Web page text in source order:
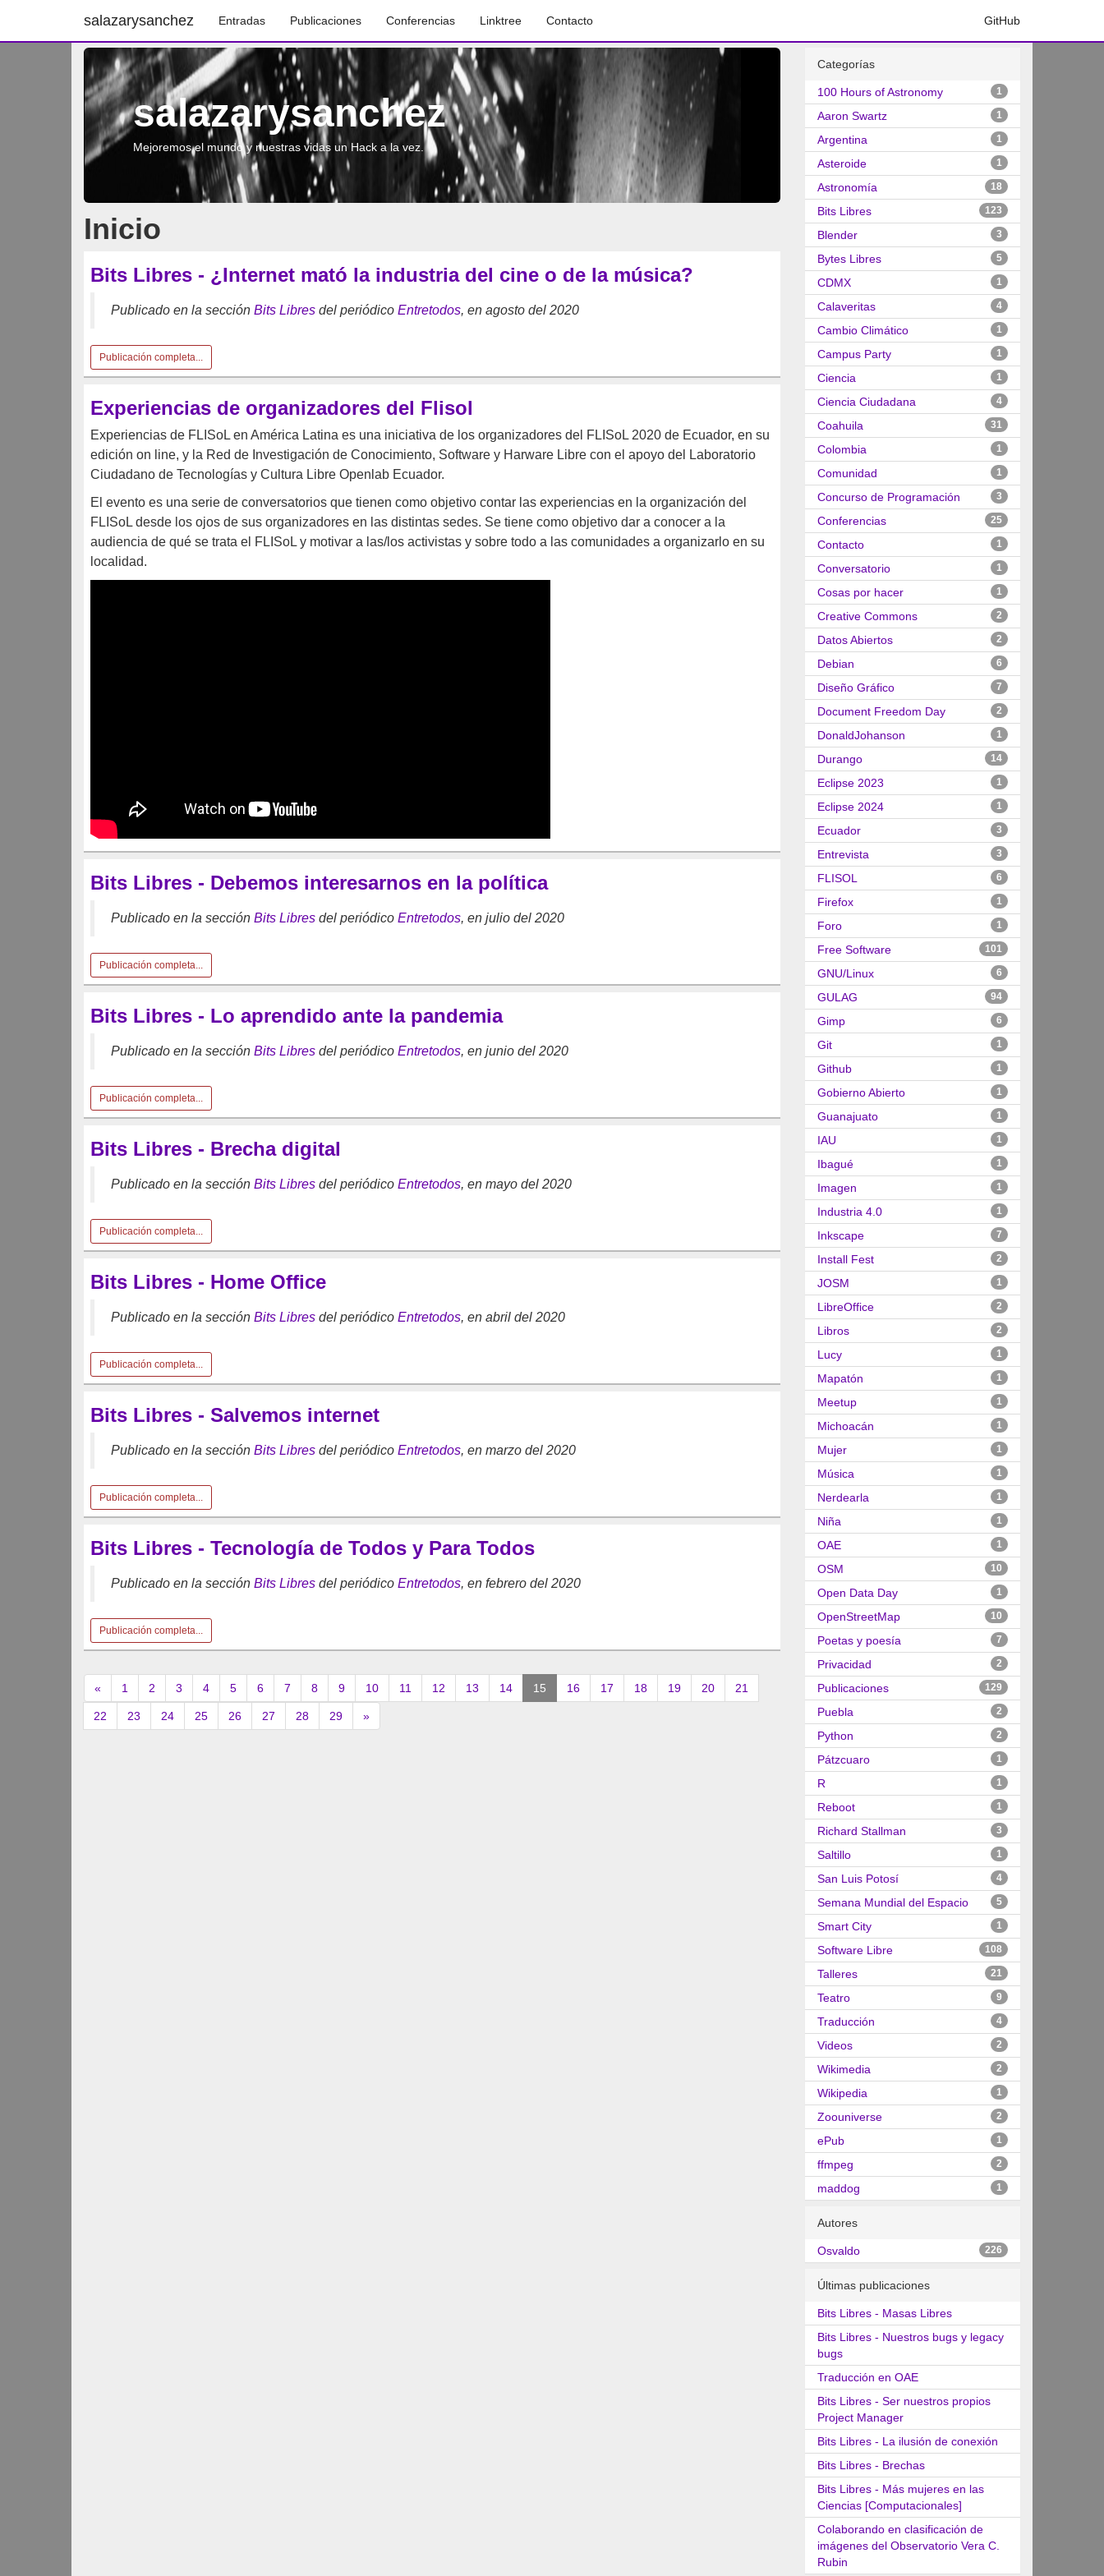
salazarysanchez Entradas Publicaciones Conferencias Linktree Contacto GitHub
salazarysanchez
Mejoremos el mundo y nuestras vidas un Hack a la vez.
Inicio
Bits Libres - ¿Internet mató la industria del cine o de la música?
Publicado en la sección Bits Libres del periódico Entretodos, en agosto del 2020
Publicación completa...
Experiencias de organizadores del Flisol
Experiencias de FLISoL en América Latina es una iniciativa de los organizadores del FLISoL 2020 de Ecuador, en su
edición on line, y la Red de Investigación de Conocimiento, Software y Harware Libre con el apoyo del Laboratorio
Ciudadano de Tecnologías y Cultura Libre Openlab Ecuador.
El evento es una serie de conversatorios que tienen como objetivo contar las experiencias en la organización del
FLISoL desde los ojos de sus organizadores en las distintas sedes. Se tiene como objetivo dar a conocer a la
audiencia de qué se trata el FLISoL y motivar a las/los activistas y sobre todo a las comunidades a organizarlo en su
localidad.
Bits Libres - Debemos interesarnos en la política
Publicado en la sección Bits Libres del periódico Entretodos, en julio del 2020
Publicación completa...
Bits Libres - Lo aprendido ante la pandemia
Publicado en la sección Bits Libres del periódico Entretodos, en junio del 2020
Publicación completa...
Bits Libres - Brecha digital
Publicado en la sección Bits Libres del periódico Entretodos, en mayo del 2020
Publicación completa...
Bits Libres - Home Office
Publicado en la sección Bits Libres del periódico Entretodos, en abril del 2020
Publicación completa...
Bits Libres - Salvemos internet
Publicado en la sección Bits Libres del periódico Entretodos, en marzo del 2020
Publicación completa...
Bits Libres - Tecnología de Todos y Para Todos
Publicado en la sección Bits Libres del periódico Entretodos, en febrero del 2020
Publicación completa...
« 1 2 3 4 5 6 7 8 9 10 11 12 13 14 15 (current)
16 17 18 19 20 21
22 23 24 25 26 27 28 29 »
Categorías
100 Hours of Astronomy 1
Aaron Swartz 1
Argentina 1
Asteroide 1
Astronomía 18
Bits Libres 123
Blender 3
Bytes Libres 5
CDMX 1
Calaveritas 4
Cambio Climático 1
Campus Party 1
Ciencia 1
Ciencia Ciudadana 4
Coahuila 31
Colombia 1
Comunidad 1
Concurso de Programación 3
Conferencias 25
Contacto 1
Conversatorio 1
Cosas por hacer 1
Creative Commons 2
Datos Abiertos 2
Debian 6
Diseño Gráfico 7
Document Freedom Day 2
DonaldJohanson 1
Durango 14
Eclipse 2023 1
Eclipse 2024 1
Ecuador 3
Entrevista 3
FLISOL 6
Firefox 1
Foro 1
Free Software 101
GNU/Linux 6
GULAG 94
Gimp 6
Git 1
Github 1
Gobierno Abierto 1
Guanajuato 1
IAU 1
Ibagué 1
Imagen 1
Industria 4.0 1
Inkscape 7
Install Fest 2
JOSM 1
LibreOffice 2
Libros 2
Lucy 1
Mapatón 1
Meetup 1
Michoacán 1
Mujer 1
Música 1
Nerdearla 1
Niña 1
OAE 1
OSM 10
Open Data Day 1
OpenStreetMap 10
Poetas y poesía 7
Privacidad 2
Publicaciones 129
Puebla 2
Python 2
Pátzcuaro 1
R 1
Reboot 1
Richard Stallman 3
Saltillo 1
San Luis Potosí 4
Semana Mundial del Espacio 5
Smart City 1
Software Libre 108
Talleres 21
Teatro 9
Traducción 4
Videos 2
Wikimedia 2
Wikipedia 1
Zoouniverse 2
ePub 1
ffmpeg 2
maddog 1
Autores
Osvaldo 226
Últimas publicaciones
Bits Libres - Masas Libres
Bits Libres - Nuestros bugs y legacy
bugs
Traducción en OAE
Bits Libres - Ser nuestros propios
Project Manager
Bits Libres - La ilusión de conexión
Bits Libres - Brechas
Bits Libres - Más mujeres en las
Ciencias [Computacionales]
Colaborando en clasificación de
imágenes del Observatorio Vera C.
Rubin